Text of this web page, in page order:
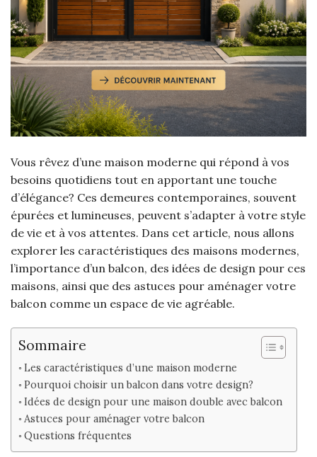
Vous rêvez d’une maison moderne qui répond à vos
besoins quotidiens tout en apportant une touche
d’élégance? Ces demeures contemporaines, souvent
épurées et lumineuses, peuvent s’adapter à votre style
de vie et à vos attentes. Dans cet article, nous allons
explorer les caractéristiques des maisons modernes,
l’importance d’un balcon, des idées de design pour ces
maisons, ainsi que des astuces pour aménager votre
balcon comme un espace de vie agréable.
Sommaire
Les caractéristiques d’une maison moderne
Pourquoi choisir un balcon dans votre design?
Idées de design pour une maison double avec balcon
Astuces pour aménager votre balcon
Questions fréquentes